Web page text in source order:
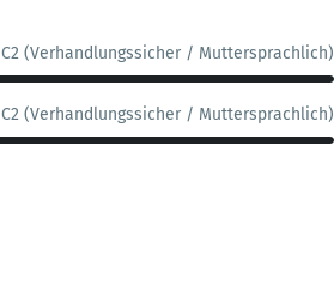
C2 (Verhandlungssicher / Muttersprachlich)
C2 (Verhandlungssicher / Muttersprachlich)